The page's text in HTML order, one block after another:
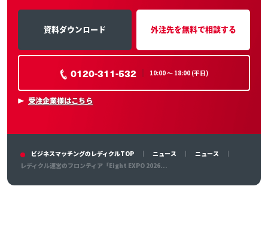
資料ダウンロード 外注先を無料で相談する
0120-311-532 10:00 〜 18:00 (平日)
受注企業様はこちら
ビジネスマッチングのレディクルTOP ニュース
ニュース
レディクル運営のフロンティア「Eight EXPO 2026...